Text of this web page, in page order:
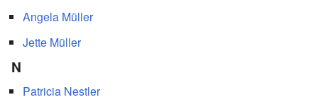
Angela Müller
Jette Müller
N
Patricia Nestler